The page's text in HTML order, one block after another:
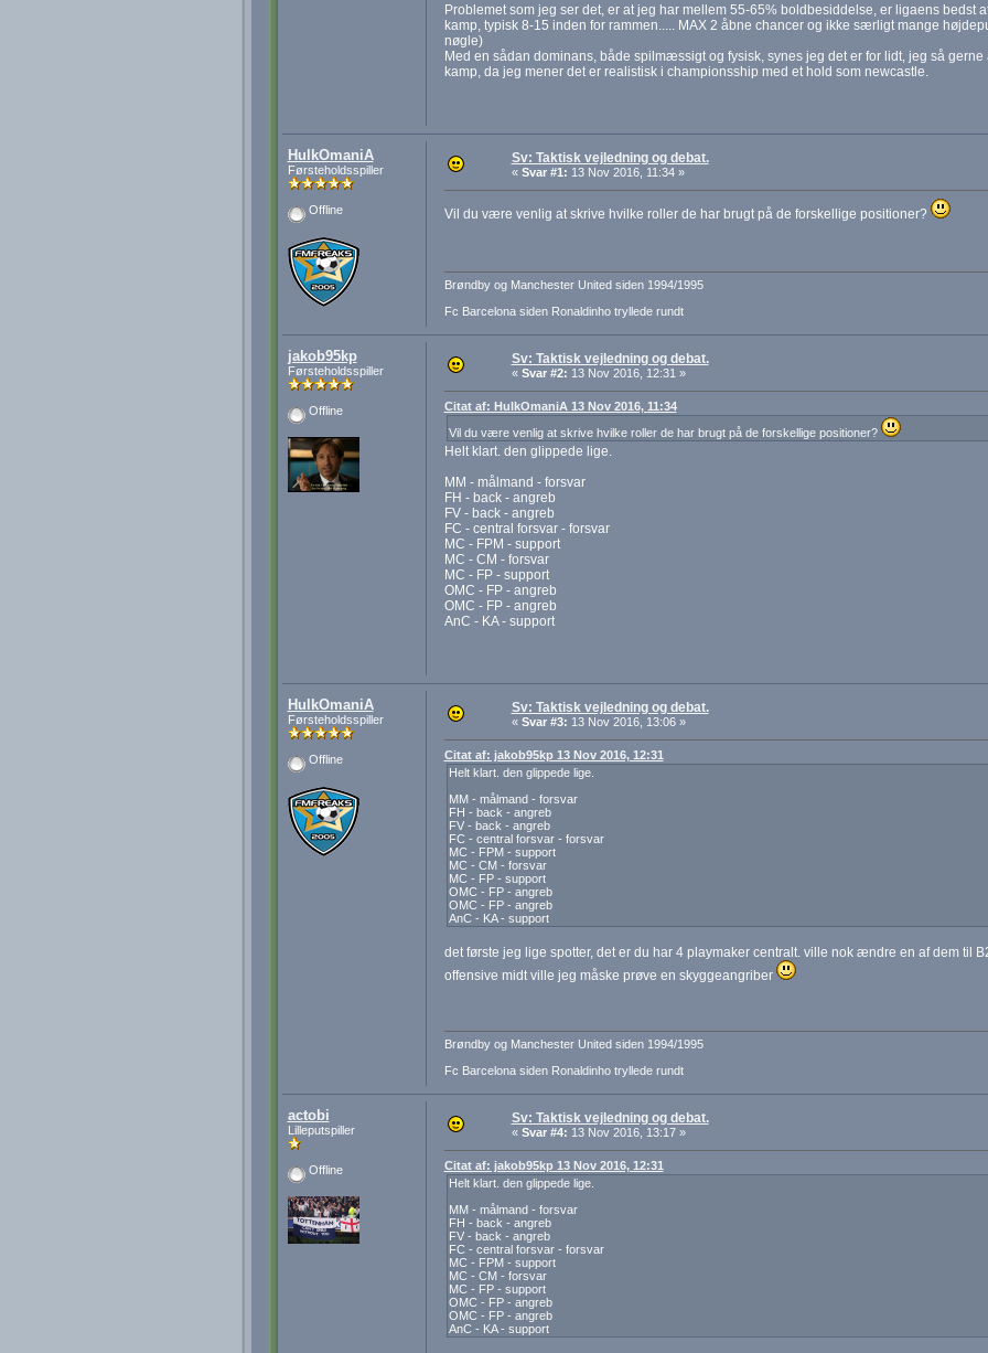
Problemet som jeg ser det, er at jeg har mellem 55-65% boldbesiddelse, er ligaens bedst
kamp, typisk 8-15 inden for rammen..... MAX 2 åbne chancer og ikke særligt mange
nøgle)
Med en sådan dominans, både spilmæssigt og fysisk, synes jeg det er for lidt, jeg så
kamp, da jeg mener det er realistisk i championsship med et hold som newcastle.
HulkOmaniA
Førsteholdsspiller
Offline
Sv: Taktisk vejledning og debat.
« Svar #1: 13 Nov 2016, 11:34 »
Vil du være venlig at skrive hvilke roller de har brugt på de forskellige positioner?
Brøndby og Manchester United siden 1994/1995
Fc Barcelona siden Ronaldinho tryllede rundt
jakob95kp
Førsteholdsspiller
Offline
Sv: Taktisk vejledning og debat.
« Svar #2: 13 Nov 2016, 12:31 »
Citat af: HulkOmaniA 13 Nov 2016, 11:34
Vil du være venlig at skrive hvilke roller de har brugt på de forskellige positioner?
Helt klart. den glippede lige.
MM - målmand - forsvar
FH - back - angreb
FV - back - angreb
FC - central forsvar - forsvar
MC - FPM - support
MC - CM - forsvar
MC - FP - support
OMC - FP - angreb
OMC - FP - angreb
AnC - KA - support
HulkOmaniA
Førsteholdsspiller
Offline
Sv: Taktisk vejledning og debat.
« Svar #3: 13 Nov 2016, 13:06 »
Citat af: jakob95kp 13 Nov 2016, 12:31
Helt klart. den glippede lige.
MM - målmand - forsvar
FH - back - angreb
FV - back - angreb
FC - central forsvar - forsvar
MC - FPM - support
MC - CM - forsvar
MC - FP - support
OMC - FP - angreb
OMC - FP - angreb
AnC - KA - support
det første jeg lige spotter, det er du har 4 playmaker centralt. ville nok ændre en af dem til
offensive midt ville jeg måske prøve en skyggeangriber
Brøndby og Manchester United siden 1994/1995
Fc Barcelona siden Ronaldinho tryllede rundt
actobi
Lilleputspiller
Offline
Sv: Taktisk vejledning og debat.
« Svar #4: 13 Nov 2016, 13:17 »
Citat af: jakob95kp 13 Nov 2016, 12:31
Helt klart. den glippede lige.
MM - målmand - forsvar
FH - back - angreb
FV - back - angreb
FC - central forsvar - forsvar
MC - FPM - support
MC - CM - forsvar
MC - FP - support
OMC - FP - angreb
OMC - FP - angreb
AnC - KA - support